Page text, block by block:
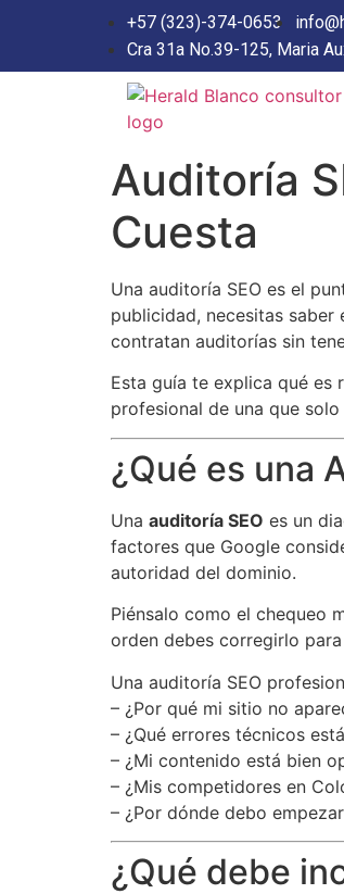
+57 (323)-374-0653
Cra 31a No.39-125, Maria
Auditoría
Cuesta
Una auditoría SEO es el
publicidad, necesitas
contratan auditorías sin
Esta guía te explica qué es
profesional de una que solo
¿Qué es una
Una auditoría SEO es un
factores que Google
autoridad del dominio.
Piénsalo como el chequeo
orden debes corregirlo
Una auditoría SEO
– ¿Por qué mi sitio no
– ¿Qué errores técnicos
– ¿Mi contenido está bien
– ¿Mis competidores en
– ¿Por dónde debo
¿Qué debe